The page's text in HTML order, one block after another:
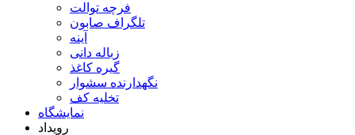
فرچه توالت
تلگراف صابون
آینه
زباله دانی
گیره کاغذ
نگهدارنده سشوار
تخلیه کف
نمایشگاه
رویداد